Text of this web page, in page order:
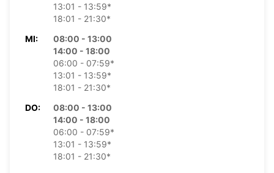
13:01 - 13:59*
18:01 - 21:30*
MI:
08:00 - 13:00
14:00 - 18:00
06:00 - 07:59*
13:01 - 13:59*
18:01 - 21:30*
DO:
08:00 - 13:00
14:00 - 18:00
06:00 - 07:59*
13:01 - 13:59*
18:01 - 21:30*